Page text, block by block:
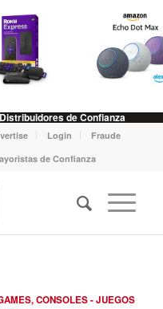
de Confianza
Login
Fraude
de Confianza
CONSOLES - JUEGOS